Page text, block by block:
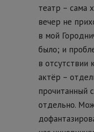
театр – сама
вечер не
в мой
было; и
в отсутствии
актёр –
прочитанный
отдельно.